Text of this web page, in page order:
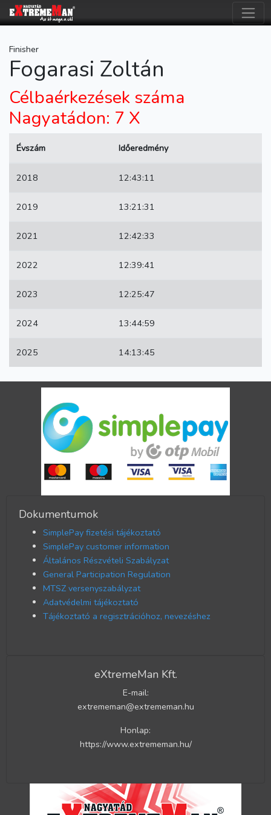
Finisher
Fogarasi Zoltán
Célbaérkezések száma
Nagyatádon: 7 X
Évszám Időeredmény
2018 12:43:11
2019 13:21:31
2021 12:42:33
2022 12:39:41
2023 12:25:47
2024 13:44:59
2025 14:13:45
Dokumentumok
SimplePay fizetési tájékoztató
SimplePay customer information
Általános Részvételi Szabályzat
General Participation Regulation
MTSZ versenyszabályzat
Adatvédelmi tájékoztató
Tájékoztató a regisztrációhoz, nevezéshez
eXtremeMan Kft.
E-mail:
extrememan@extrememan.hu
Honlap:
https://www.extrememan.hu/